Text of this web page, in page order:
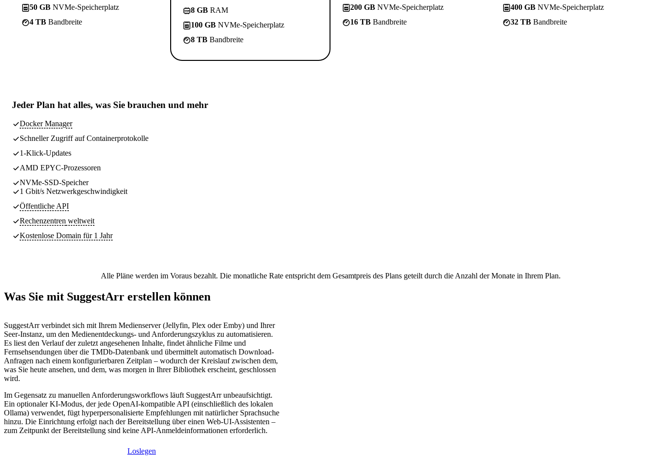
50 GB NVMe-Speicherplatz
4 TB Bandbreite
8 GB RAM
100 GB NVMe-Speicherplatz
8 TB Bandbreite
200 GB NVMe-Speicherplatz
16 TB Bandbreite
400 GB NVMe-Speicherplatz
32 TB Bandbreite
Jeder Plan hat alles, was Sie brauchen und mehr
Docker Manager
Schneller Zugriff auf Containerprotokolle
1-Klick-Updates
AMD EPYC-Prozessoren
NVMe-SSD-Speicher
1 Gbit/s Netzwerkgeschwindigkeit
Öffentliche API
Rechenzentren weltweit
Kostenlose Domain für 1 Jahr
Alle Pläne werden im Voraus bezahlt. Die monatliche Rate entspricht dem Gesamtpreis des Plans geteilt durch die Anzahl der Monate in Ihrem Plan.
Was Sie mit SuggestArr erstellen können
SuggestArr verbindet sich mit Ihrem Medienserver (Jellyfin, Plex oder Emby) und Ihrer
Seer-Instanz, um den Medienentdeckungs- und Anforderungszyklus zu automatisieren.
Es liest den Verlauf der zuletzt angesehenen Inhalte, findet ähnliche Filme und
Fernsehsendungen über die TMDb-Datenbank und übermittelt automatisch Download-
Anfragen nach einem konfigurierbaren Zeitplan – wodurch der Kreislauf zwischen dem,
was Sie heute ansehen, und dem, was morgen in Ihrer Bibliothek erscheint, geschlossen
wird.
Im Gegensatz zu manuellen Anforderungsworkflows läuft SuggestArr unbeaufsichtigt.
Ein optionaler KI-Modus, der jede OpenAI-kompatible API (einschließlich des lokalen
Ollama) verwendet, fügt hyperpersonalisierte Empfehlungen mit natürlicher Sprachsuche
hinzu. Die Einrichtung erfolgt nach der Bereitstellung über einen Web-UI-Assistenten –
zum Zeitpunkt der Bereitstellung sind keine API-Anmeldeinformationen erforderlich.
Loslegen